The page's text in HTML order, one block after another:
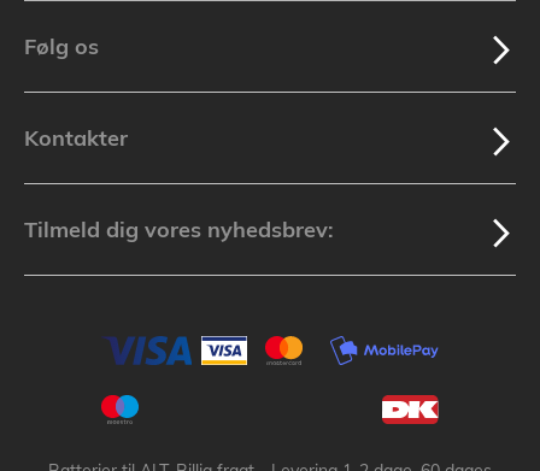
Følg os
Kontakter
Tilmeld dig vores nyhedsbrev: